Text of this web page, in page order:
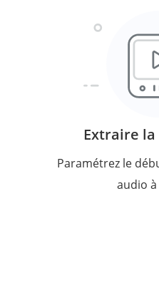
Extraire
Paramétrez le
audio